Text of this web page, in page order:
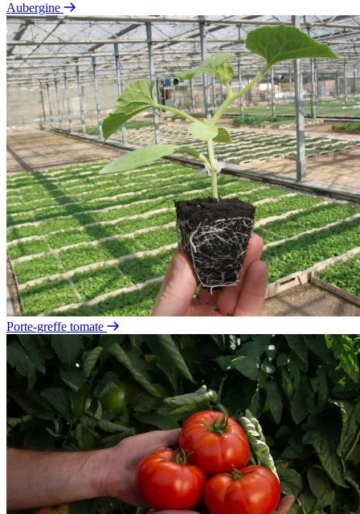
Aubergine
Porte-greffe tomate